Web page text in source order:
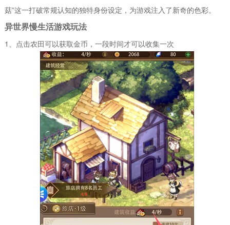
菇”这一打破常规认知的独特身份设定，为游戏注入了新奇的色彩。
异世界慢生活游戏玩法
1、点击农田可以获取金币，一段时间才可以收集一次